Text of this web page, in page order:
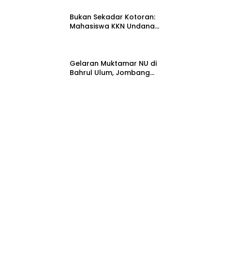
Bukan Sekadar Kotoran:
Mahasiswa KKN Undana
Gelaran Muktamar NU di
Bahrul Ulum, Jombang